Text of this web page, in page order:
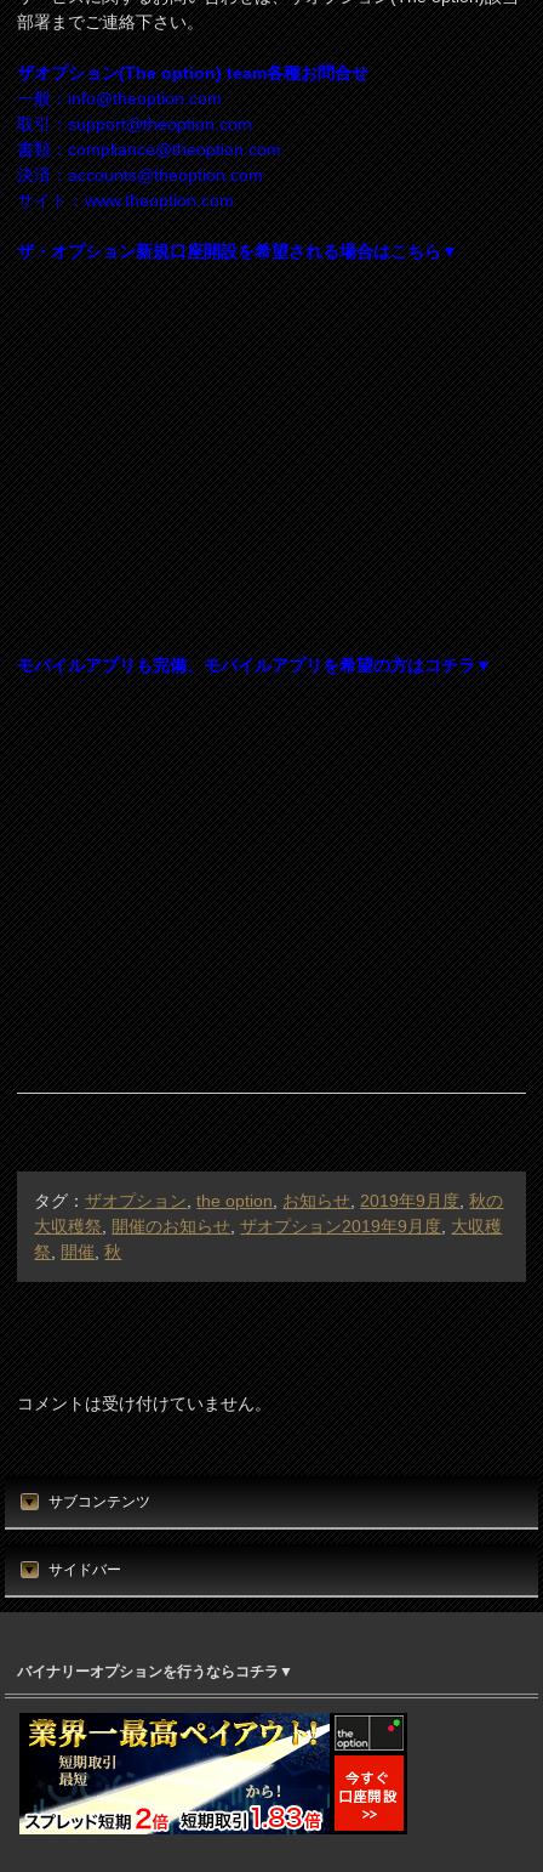
部署までご連絡下さい。
ザオプション(The option) team各種お問合せ
一般：info@theoption.com
取引：support@theoption.com
書類：compliance@theoption.com
決済：accounts@theoption.com
サイト：www.theoption.com
ザ・オプション新規口座開設を希望される場合はこちら▼
モバイルアプリも完備、モバイルアプリを希望の方はコチラ▼
タグ：ザオプション ,the option お知らせ 2019年9月度 ,秋の
大収穫祭
開催のお知らせ ,ザオプション2019年9月度
大収穫
祭
開催 ,秋
コメントは受け付けていません。
サブコンテンツ
サイドバー
バイナリーオプションを行うならコチラ▼